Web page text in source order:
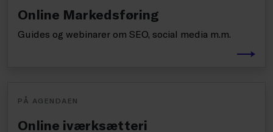
Online Markedsføring
Guides og webinarer om SEO, social media m.m.
PÅ AGENDAEN
Online iværksætteri